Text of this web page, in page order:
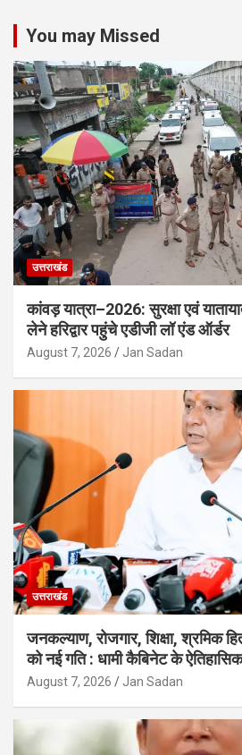
You may Missed
उत्तराखंड
कांवड़ यात्रा–2026: सुरक्षा एवं
लेने हरिद्वार पहुंचे एडीजी लॉ एंड ऑर्डर
August 7, 2026 Jan Sadan
उत्तराखंड
जनकल्याण, रोजगार, शिक्षा, श्रमिक
को नई गति : धामी कैबिनेट के
August 7, 2026 Jan Sadan